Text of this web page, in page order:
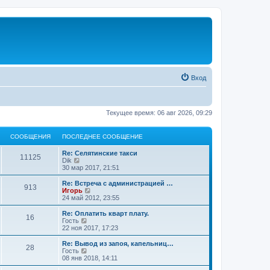
Вход
Текущее время: 06 авг 2026, 09:29
СООБЩЕНИЯ ПОСЛЕДНЕЕ СООБЩЕНИЕ
11125
Re: Селятинские такси
Dik
е
р
е
т
п
о
с
е
д
н
е
30 мар 2017, 21:51
913
Re: Встреча с администрацией …
Игорь
е
р
е
т
п
о
с
24 май 2012, 23:55
16
Re: Оплатить кварт плату.
Гость
е
р
е
т
22 ноя 2017, 17:23
28
Re: Вывод из запоя, капельниц…
Гость
е
р
08 янв 2018, 14:11